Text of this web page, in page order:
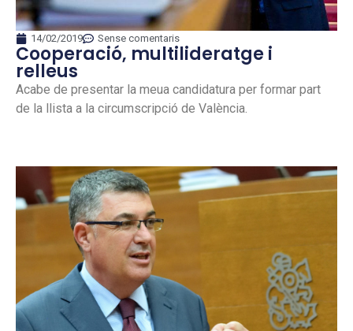
14/02/2019 Sense comentaris
Cooperació, multilideratge i
relleus
Acabe de presentar la meua candidatura per formar part
de la llista a la circumscripció de València.